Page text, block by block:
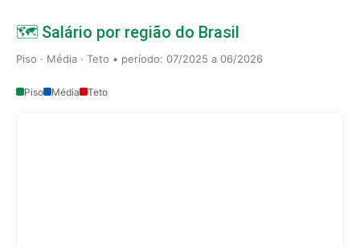
🗺️ Salário por região do Brasil
Piso · Média · Teto • período: 07/2025 a 06/2026
Piso Média Teto